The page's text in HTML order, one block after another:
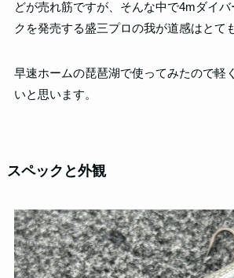
どが売れ筋ですが、そんな中で4mダイ
クを発売する盛三プロの我が道感はとて
早速ホームの琵琶湖で使ってみたので軽
いと思います。
スペックと外観